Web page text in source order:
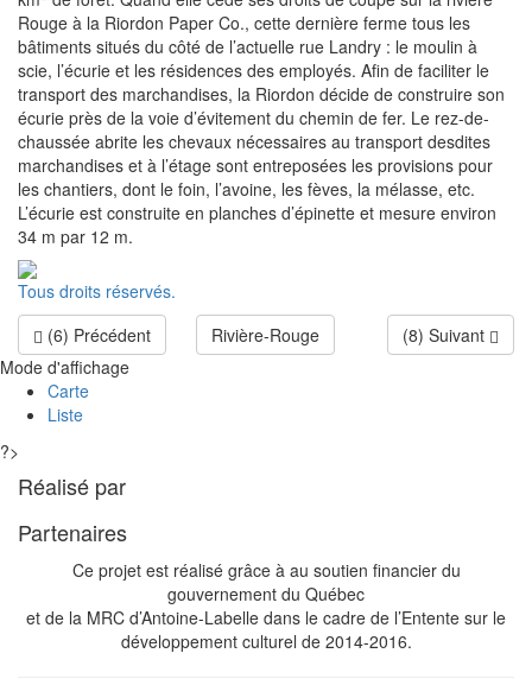
Rouge à la Riordon Paper Co., cette dernière ferme tous les
bâtiments situés du côté de l’actuelle rue Landry : le moulin à
scie, l’écurie et les résidences des employés. Afin de faciliter le
transport des marchandises, la Riordon décide de construire son
écurie près de la voie d’évitement du chemin de fer. Le rez-de-
chaussée abrite les chevaux nécessaires au transport desdites
marchandises et à l’étage sont entreposées les provisions pour
les chantiers, dont le foin, l’avoine, les fèves, la mélasse, etc.
L’écurie est construite en planches d’épinette et mesure environ
34 m par 12 m.
Tous droits réservés.
(6) Précédent
Rivière-Rouge
(8) Suivant
Mode d'affichage
Carte
Liste
?>
Réalisé par
Partenaires
Ce projet est réalisé grâce à au soutien financier du
gouvernement du Québec
et de la MRC d’Antoine-Labelle dans le cadre de l’Entente sur le
développement culturel de 2014-2016.